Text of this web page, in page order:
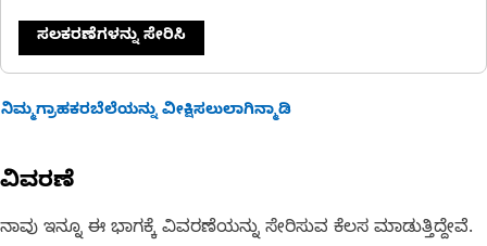
ಸಲಕರಣೆಗಳನ್ನು ಸೇರಿಸಿ
ನಿಮ್ಮಗ್ರಾಹಕರಬೆಲೆಯನ್ನು ವೀಕ್ಷಿಸಲುಲಾಗಿನ್ಮಾಡಿ
ವಿವರಣೆ
ನಾವು ಇನ್ನೂ ಈ ಭಾಗಕ್ಕೆ ವಿವರಣೆಯನ್ನು ಸೇರಿಸುವ ಕೆಲಸ ಮಾಡುತ್ತಿದ್ದೇವೆ.